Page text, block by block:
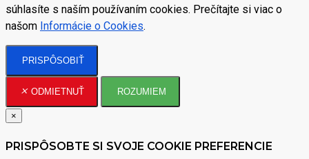
súhlasíte s naším používaním cookies. Prečítajte si viac o
našom Informácie o Cookies.
PRISPÔSOBIŤ
ODMIETNUŤ ROZUMIEM
×
PRISPÔSOBTE SI SVOJE COOKIE PREFERENCIE